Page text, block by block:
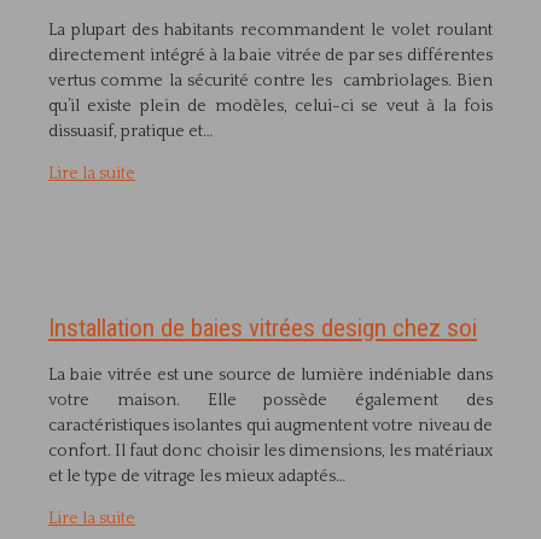
La plupart des habitants recommandent le volet roulant
directement intégré à la baie vitrée de par ses différentes
vertus comme la sécurité contre les cambriolages. Bien
qu’il existe plein de modèles, celui-ci se veut à la fois
dissuasif, pratique et…
Lire la suite
Installation de baies vitrées design chez soi
La baie vitrée est une source de lumière indéniable dans
votre maison. Elle possède également des
caractéristiques isolantes qui augmentent votre niveau de
confort. Il faut donc choisir les dimensions, les matériaux
et le type de vitrage les mieux adaptés…
Lire la suite